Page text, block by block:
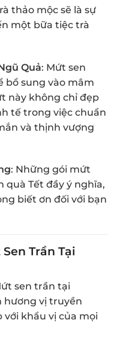
thảo mộc sẽ là sự
một bữa tiệc trà
Quả: Mứt sen
bổ sung vào mâm
này không chỉ đẹp
tế trong việc chuẩn
và thịnh vượng
: Những gói mứt
quà Tết đầy ý nghĩa,
biết ơn đối với bạn
Trần Tại
sen trần tại
hương vị truyền
khẩu vị của mọi